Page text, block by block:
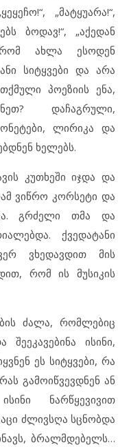
„მატყუარა!“,
ბოდავ!“, „აქედან
რომ ახლა ესოდენ
სიტყვები და არა
პოეზიის ენა,
დაჩაგრული,
ლირიკა და
ხელებს.
კუთხეში იჯდა და
ვიწრო კორსეტი და
გრძელი თმა და
ქვედატანი
ვხედავდით მის
რომ ის მუსიკის
ძალა, რომლებიც
ისინი,
ეს სიტყვები, რა
გამოიწვევდნენ ან
ნარწყევივით
ძლივსღა სცნობდა
ბრალმდებელს…